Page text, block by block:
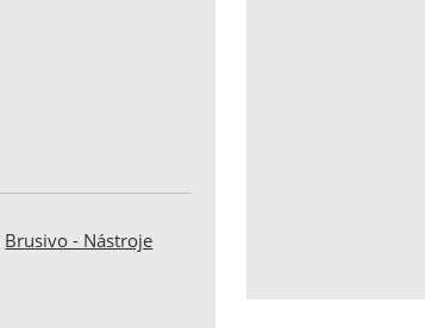
Brusivo - Nástroje